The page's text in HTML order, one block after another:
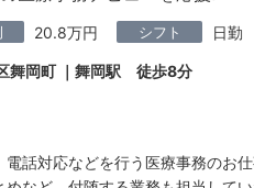
20.8万円 シフト 日勤
舞岡町 ｜舞岡駅 徒歩8分
話対応などを行う医療事務のお仕